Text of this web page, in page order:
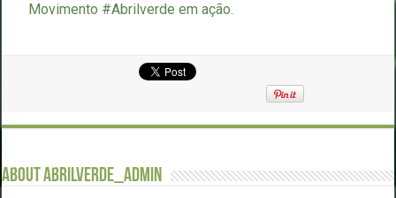
Movimento #Abrilverde em ação.
About abrilverde_admin